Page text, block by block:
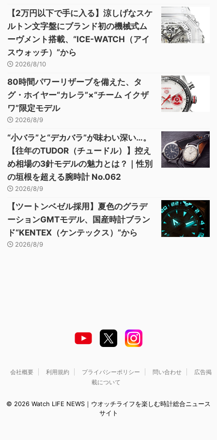
【2万円以下で手に入る】涼しげなスケ
ルトン文字盤にブランド初の機械式ム
ーヴメント搭載、“ICE-WATCH（アイ
スウォッチ）”から
2026/8/10
80時間パワーリザーブを備えた、タ
グ・ホイヤー“カレラ”×“チーム イクザ
ワ”限定モデル
2026/8/9
“小バラ”と“デカバラ”が味わい深い…。
【往年のTUDOR（チュードル）】控え
め相場の3針モデルの魅力とは？｜性別
の垣根を超える腕時計 No.062
2026/8/9
【ツートンベゼル採用】夏色のグラデ
ーションGMTモデル、国産時計ブラン
ド“KENTEX（ケンテックス）”から
2026/8/9
会社概要 利用規約 プライバシーポリシー 問い合わせ
広告掲
載について
© 2026 Watch LIFE NEWS｜ウオッチライフを楽しむ時計総合ニュース
サイト